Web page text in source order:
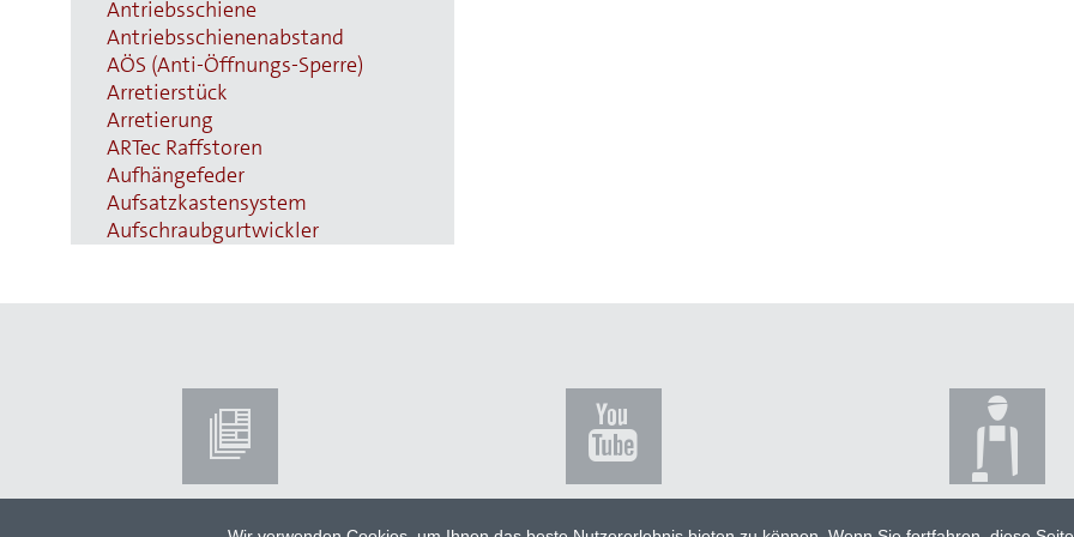
Antriebsschiene
Antriebsschienenabstand
AÖS (Anti-Öffnungs-Sperre)
Arretierstück
Arretierung
ARTec Raffstoren
Aufhängefeder
Aufsatzkastensystem
Aufschraubgurtwickler
Beckhoff
Benny-Steuerung
Betätigungsfrequenz
Blende aus Aluminium
Blendenkasten